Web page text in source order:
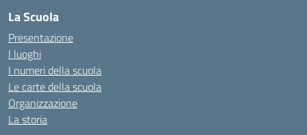
La Scuola
Presentazione
I luoghi
I numeri della scuola
Le carte della scuola
Organizzazione
La storia